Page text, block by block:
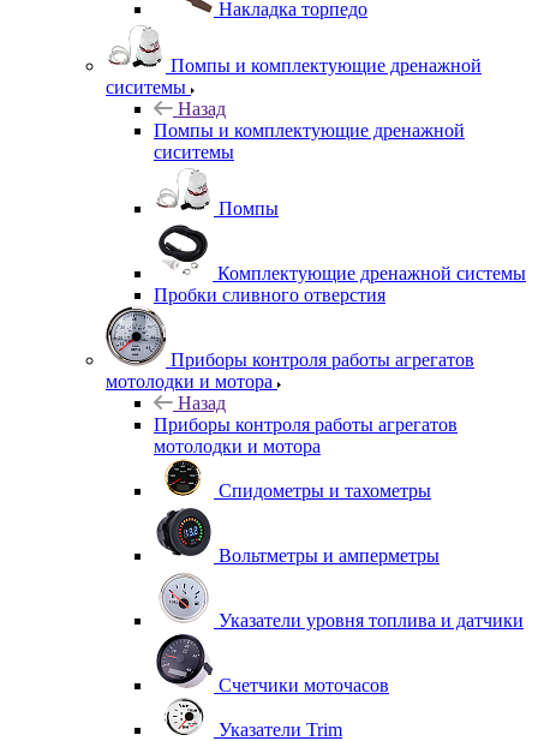
Накладка торпедо
Помпы и комплектующие дренажной
сиситемы
Назад
Помпы и комплектующие дренажной
сиситемы
Помпы
Комплектующие дренажной системы
Пробки сливного отверстия
Приборы контроля работы агрегатов
мотолодки и мотора
Назад
Приборы контроля работы агрегатов
мотолодки и мотора
Спидометры и тахометры
Вольтметры и амперметры
Указатели уровня топлива и датчики
Счетчики моточасов
Указатели Trim